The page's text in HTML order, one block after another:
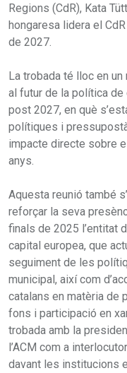
Regions (CdR), Kata
hongaresa lidera el
de 2027.
La trobada té lloc en
al futur de la política
post 2027, en què
polítiques i
impacte directe sobre
anys.
Aquesta reunió també
reforçar la seva
finals de 2025 l’entitat
capital europea, que
seguiment de les
municipal, així com
catalans en matèria de
fons i participació en
trobada amb la
l’ACM com a
davant les institucions